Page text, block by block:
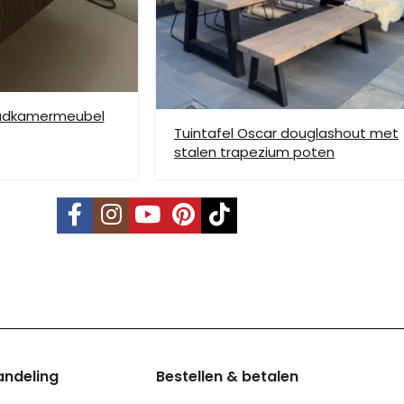
is niet mogelijk. Dient je meubel met een verhuislift op de
op etage rekenen wij hier extra kosten voor, prijs op
mogelijk. Kleine pakketten kunnen via DHL verstuurd
is per pallet en is op aanvraag.
Tuintafel Oscar douglashout met
stalen trapezium poten
Bestellen & betalen